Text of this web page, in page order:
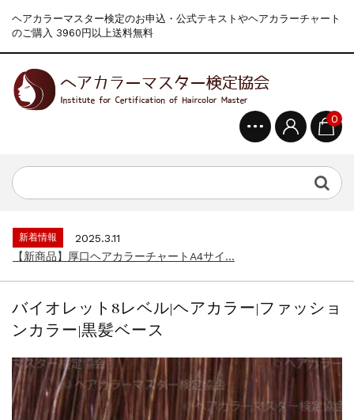
ヘアカラーマスター検定のお申込・公式テキストやヘアカラーチャート
のご購入 3960円以上送料無料
0
一部ヘアカラーチャートのお値引きを行いま...
新着情報
2026.7.1
新着情報
2025.3.11
【新商品】厚口ヘアカラーチャートA4サイ...
新着情報
2024.4.10
在庫処分セールのお知らせ【なくなり次第終...
一部ヘアカラーチャートのお値引きを行いま...
新着情報
2026.7.1
2026年度夏季・シルバーウィーク休業の...
バイオレット8レベル|ヘアカラー|ファッショ
ンカラー|黒髪ベース